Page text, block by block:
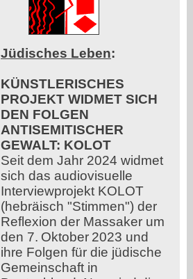
Jüdisches Leben:
KÜNSTLERISCHES
PROJEKT WIDMET SICH
DEN FOLGEN
ANTISEMITISCHER
GEWALT: KOLOT
Seit dem Jahr 2024 widmet
sich das audiovisuelle
Interviewprojekt KOLOT
(hebräisch "Stimmen") der
Reflexion der Massaker um
den 7. Oktober 2023 und
ihre Folgen für die jüdische
Gemeinschaft in